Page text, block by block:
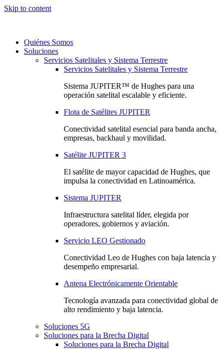
Skip to content
Quiénes Somos
Soluciones
Servicios Satelitales y Sistema Terrestre
Servicios Satelitales y Sistema Terrestre
Sistema JUPITER™ de Hughes para una
operación satelital escalable y eficiente.
Flota de Satélites JUPITER
Conectividad satelital esencial para banda ancha,
empresas, backhaul y movilidad.
Satélite JUPITER 3
El satélite de mayor capacidad de Hughes, que
impulsa la conectividad en Latinoamérica.
Sistema JUPITER
Infraestructura satelital líder, elegida por
operadores, gobiernos y aviación.
Servicio LEO Gestionado
Conectividad Leo de Hughes con baja latencia y
desempeño empresarial.
Antena Electrónicamente Orientable
Tecnología avanzada para conectividad global de
alto rendimiento y baja latencia.
Soluciones 5G
Soluciones para la Brecha Digital
Soluciones para la Brecha Digital